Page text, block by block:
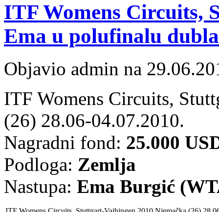
ITF Womens Circuits,
Ema u polufinalu dubla
Objavio admin na
ITF Womens Circuits,
(26) 28.06-04.07.2010.
Nagradni fond: 25.000
Podloga: Zemlja
Nastupa: Ema Burgić